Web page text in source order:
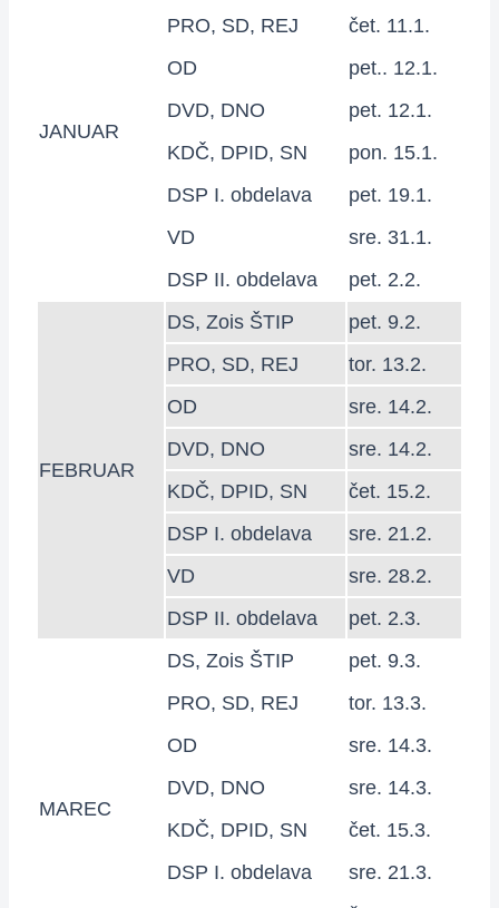
JANUAR
PRO, SD, REJ
čet. 11.1.
OD
pet.. 12.1.
DVD, DNO
pet. 12.1.
KDČ, DPID, SN
pon. 15.1.
DSP I. obdelava
pet. 19.1.
VD
sre. 31.1.
DSP II. obdelava
pet. 2.2.
FEBRUAR
DS, Zois ŠTIP
pet. 9.2.
PRO, SD, REJ
tor. 13.2.
OD
sre. 14.2.
DVD, DNO
sre. 14.2.
KDČ, DPID, SN
čet. 15.2.
DSP I. obdelava
sre. 21.2.
VD
sre. 28.2.
DSP II. obdelava
pet. 2.3.
MAREC
DS, Zois ŠTIP
pet. 9.3.
PRO, SD, REJ
tor. 13.3.
OD
sre. 14.3.
DVD, DNO
sre. 14.3.
KDČ, DPID, SN
čet. 15.3.
DSP I. obdelava
sre. 21.3.